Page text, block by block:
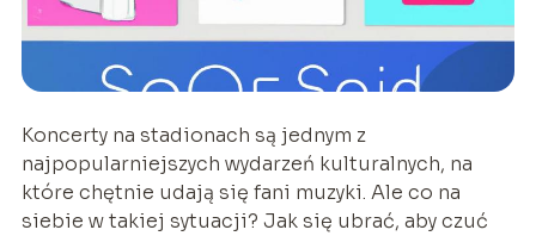
Koncerty na stadionach są jednym z
najpopularniejszych wydarzeń kulturalnych, na
które chętnie udają się fani muzyki. Ale co na
siebie w takiej sytuacji? Jak się ubrać, aby czuć